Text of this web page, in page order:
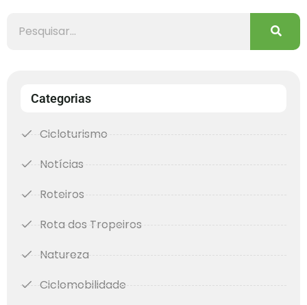
Categorias
Cicloturismo
Notícias
Roteiros
Rota dos Tropeiros
Natureza
Ciclomobilidade